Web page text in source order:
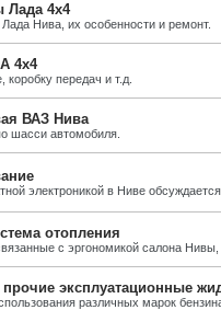
Лада 4х4
Нива, их особенности и ремонт.
4x4
передач и т.д.
ВАЗ Нива
шасси автомобиля.
электроникой в Ниве
отопления
с эргономикой салона Нивы,
эксплуатационные
различных марок